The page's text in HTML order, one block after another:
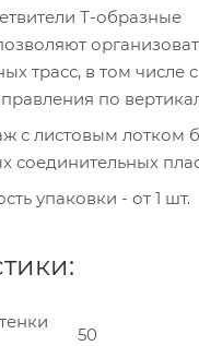
Т-образные
трасс, в том числе с
по
с листовым лотком
соединительных
упаковки - от 1 шт.
50